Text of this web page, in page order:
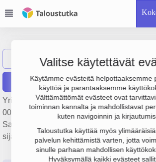
Valitse käytettävät
Käytämme evästeitä helpottaaksemme
käyttöä ja parantaaksemme
Välttämättömät evästeet ovat
toiminnan kannalta ja mahdollistavat
kuten navigoinnin ja
Taloustutka käyttää myös
palvelun kehittämistä varten, jotta
sinulle parhaan mahdollisen
Hyväksymällä kaikki evästeet
Näytä haku Ilmajoki-
Raportit
Yrityksen Ilmajoki-lehti Oy liikevaihto on
000 € ja henkilöstömäärä 6. Sen
Sanomalehtien kustantaminen,
sijainti Ilmajoki. Yrityksen yhtiömuoto